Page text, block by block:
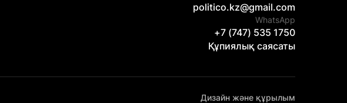
politico.kz@gmail.com
WhatsApp
+7 (747) 535 1750
Құпиялық саясаты
Дизайн және құрылым